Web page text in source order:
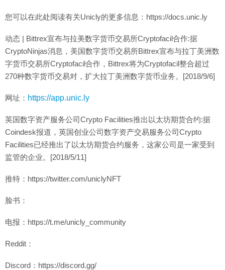
您可以在此处阅读有关Unicly的更多信息：https://docs.unic.ly
动态 | Bittrex宣布与拉美数字货币交易所Cryptofacil合作:据
CryptoNinjas消息，美国数字货币交易所Bittrex宣布与拉丁美洲数
字货币交易所Cryptofacil合作，Bittrex将为Cryptofacil整合超过
270种数字货币交易对，扩大拉丁美洲数字货币业务。[2018/9/6]
网址： https://app.unic.ly
英国数字资产服务公司Crypto Facilities推出以太坊期货合约:据
Coindesk报道，英国创业公司数字资产交易服务公司Crypto
Facilities已经推出了以太坊期货合约服务，这家公司是一家受到
监管的企业。[2018/5/11]
推特：https://twitter.com/uniclyNFT
脸书：
电报：https://t.me/unicly_community
Reddit：
Discord：https://discord.gg/